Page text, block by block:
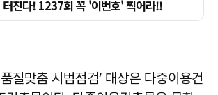
질맞춤 시범점검’ 대상은 다중이용건